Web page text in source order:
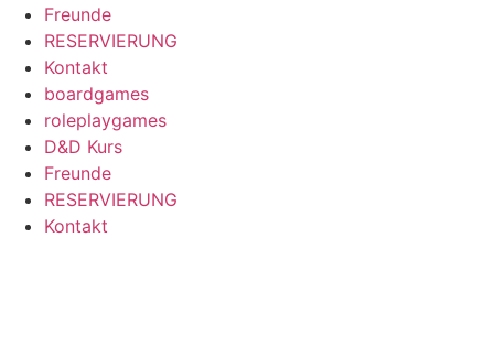
Freunde
RESERVIERUNG
Kontakt
boardgames
roleplaygames
D&D Kurs
Freunde
RESERVIERUNG
Kontakt